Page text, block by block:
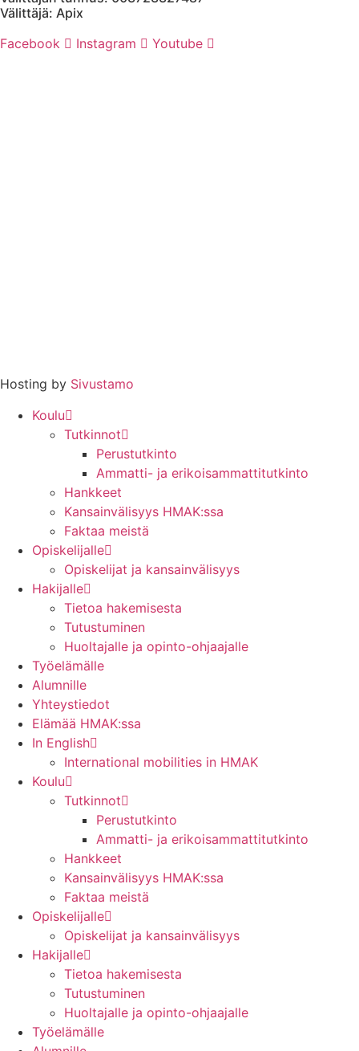
Välittäjä: Apix
Facebook
Instagram Youtube
Hosting by Sivustamo
Koulu
Tutkinnot
Perustutkinto
Ammatti- ja erikoisammattitutkinto
Hankkeet
Kansainvälisyys HMAK:ssa
Faktaa meistä
Opiskelijalle
Opiskelijat ja kansainvälisyys
Hakijalle
Tietoa hakemisesta
Tutustuminen
Huoltajalle ja opinto-ohjaajalle
Työelämälle
Alumnille
Yhteystiedot
Elämää HMAK:ssa
In English
International mobilities in HMAK
Koulu
Tutkinnot
Perustutkinto
Ammatti- ja erikoisammattitutkinto
Hankkeet
Kansainvälisyys HMAK:ssa
Faktaa meistä
Opiskelijalle
Opiskelijat ja kansainvälisyys
Hakijalle
Tietoa hakemisesta
Tutustuminen
Huoltajalle ja opinto-ohjaajalle
Työelämälle